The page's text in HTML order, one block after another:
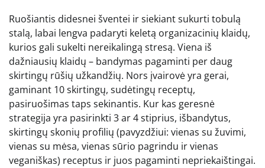
Ruošiantis didesnei šventei ir siekiant sukurti tobulą
stalą, labai lengva padaryti keletą organizacinių klaidų,
kurios gali sukelti nereikalingą stresą. Viena iš
dažniausių klaidų – bandymas pagaminti per daug
skirtingų rūšių užkandžių. Nors įvairovė yra gerai,
gaminant 10 skirtingų, sudėtingų receptų,
pasiruošimas taps sekinantis. Kur kas geresnė
strategija yra pasirinkti 3 ar 4 stiprius, išbandytus,
skirtingų skonių profilių (pavyzdžiui: vienas su žuvimi,
vienas su mėsa, vienas sūrio pagrindu ir vienas
veganiškas) receptus ir juos pagaminti nepriekaištingai.